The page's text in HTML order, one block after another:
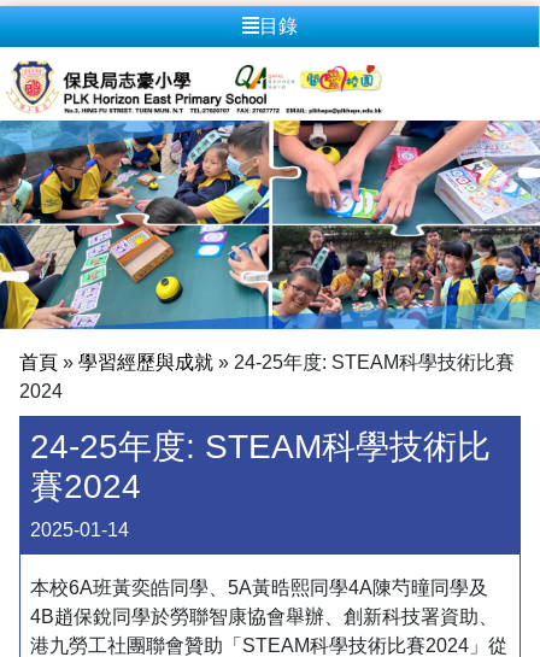
目錄
首頁 » 學習經歷與成就 » 24-25年度: STEAM科學技術比賽
2024
24-25年度: STEAM科學技術比
賽2024
2025-01-14
本校6A班黃奕皓同學、5A黃晧熙同學4A陳芍曈同學及
4B趙保銳同學於勞聯智康協會舉辦、創新科技署資助、
港九勞工社團聯會贊助「STEAM科學技術比賽2024」從